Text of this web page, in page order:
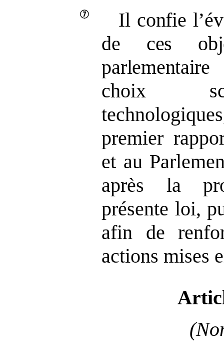
Il confie
de ces
parlementaire
choix
premier
et au
après la
présente loi,
afin de
actions mises